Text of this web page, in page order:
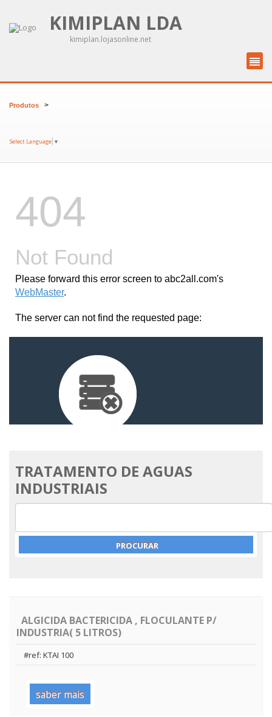
KIMIPLAN LDA
kimiplan.lojasonline.net
Produtos >
Select Language ▼
TRATAMENTO DE AGUAS
INDUSTRIAIS
ALGICIDA BACTERICIDA , FLOCULANTE P/
INDUSTRIA( 5 LITROS)
#ref: KTAI 100
saber mais